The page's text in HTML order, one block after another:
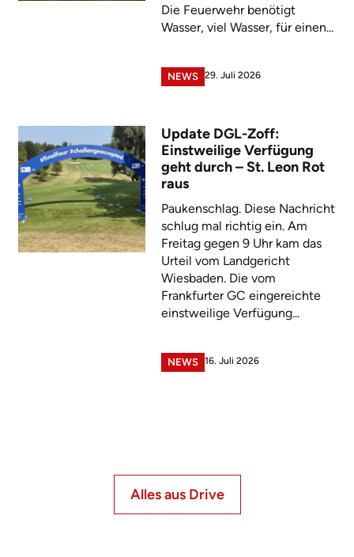
Die Feuerwehr benötigt
Wasser, viel Wasser, für einen...
NEWS 29. Juli 2026
Update DGL-Zoff:
Einstweilige Verfügung
geht durch – St. Leon Rot
raus
Paukenschlag. Diese Nachricht
schlug mal richtig ein. Am
Freitag gegen 9 Uhr kam das
Urteil vom Landgericht
Wiesbaden. Die vom
Frankfurter GC eingereichte
einstweilige Verfügung...
NEWS 16. Juli 2026
Alles aus Drive